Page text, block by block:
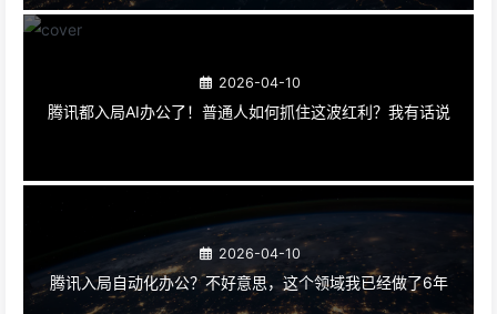
2026-04-10
腾讯都入局AI办公了！普通人如何抓住这波红利？我有话说
2026-04-10
腾讯入局自动化办公？不好意思，这个领域我已经做了6年